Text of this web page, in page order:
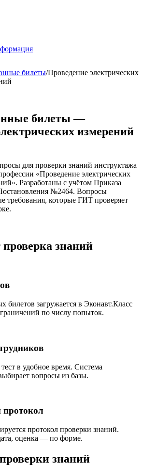
билеты/Проведение электрических
билеты —
измерений
для проверки знаний инструктажа
«Проведение электрических
Разработаны с учётом Приказа
№2464. Вопросы
требования, которые ГИТ проверяет
проверка знаний
билетов загружается в Эконавт.Класс
по числу попыток.
в удобное время. Система
вопросы из базы.
протокол
протокол проверки знаний.
оценка — по форме.
знаний